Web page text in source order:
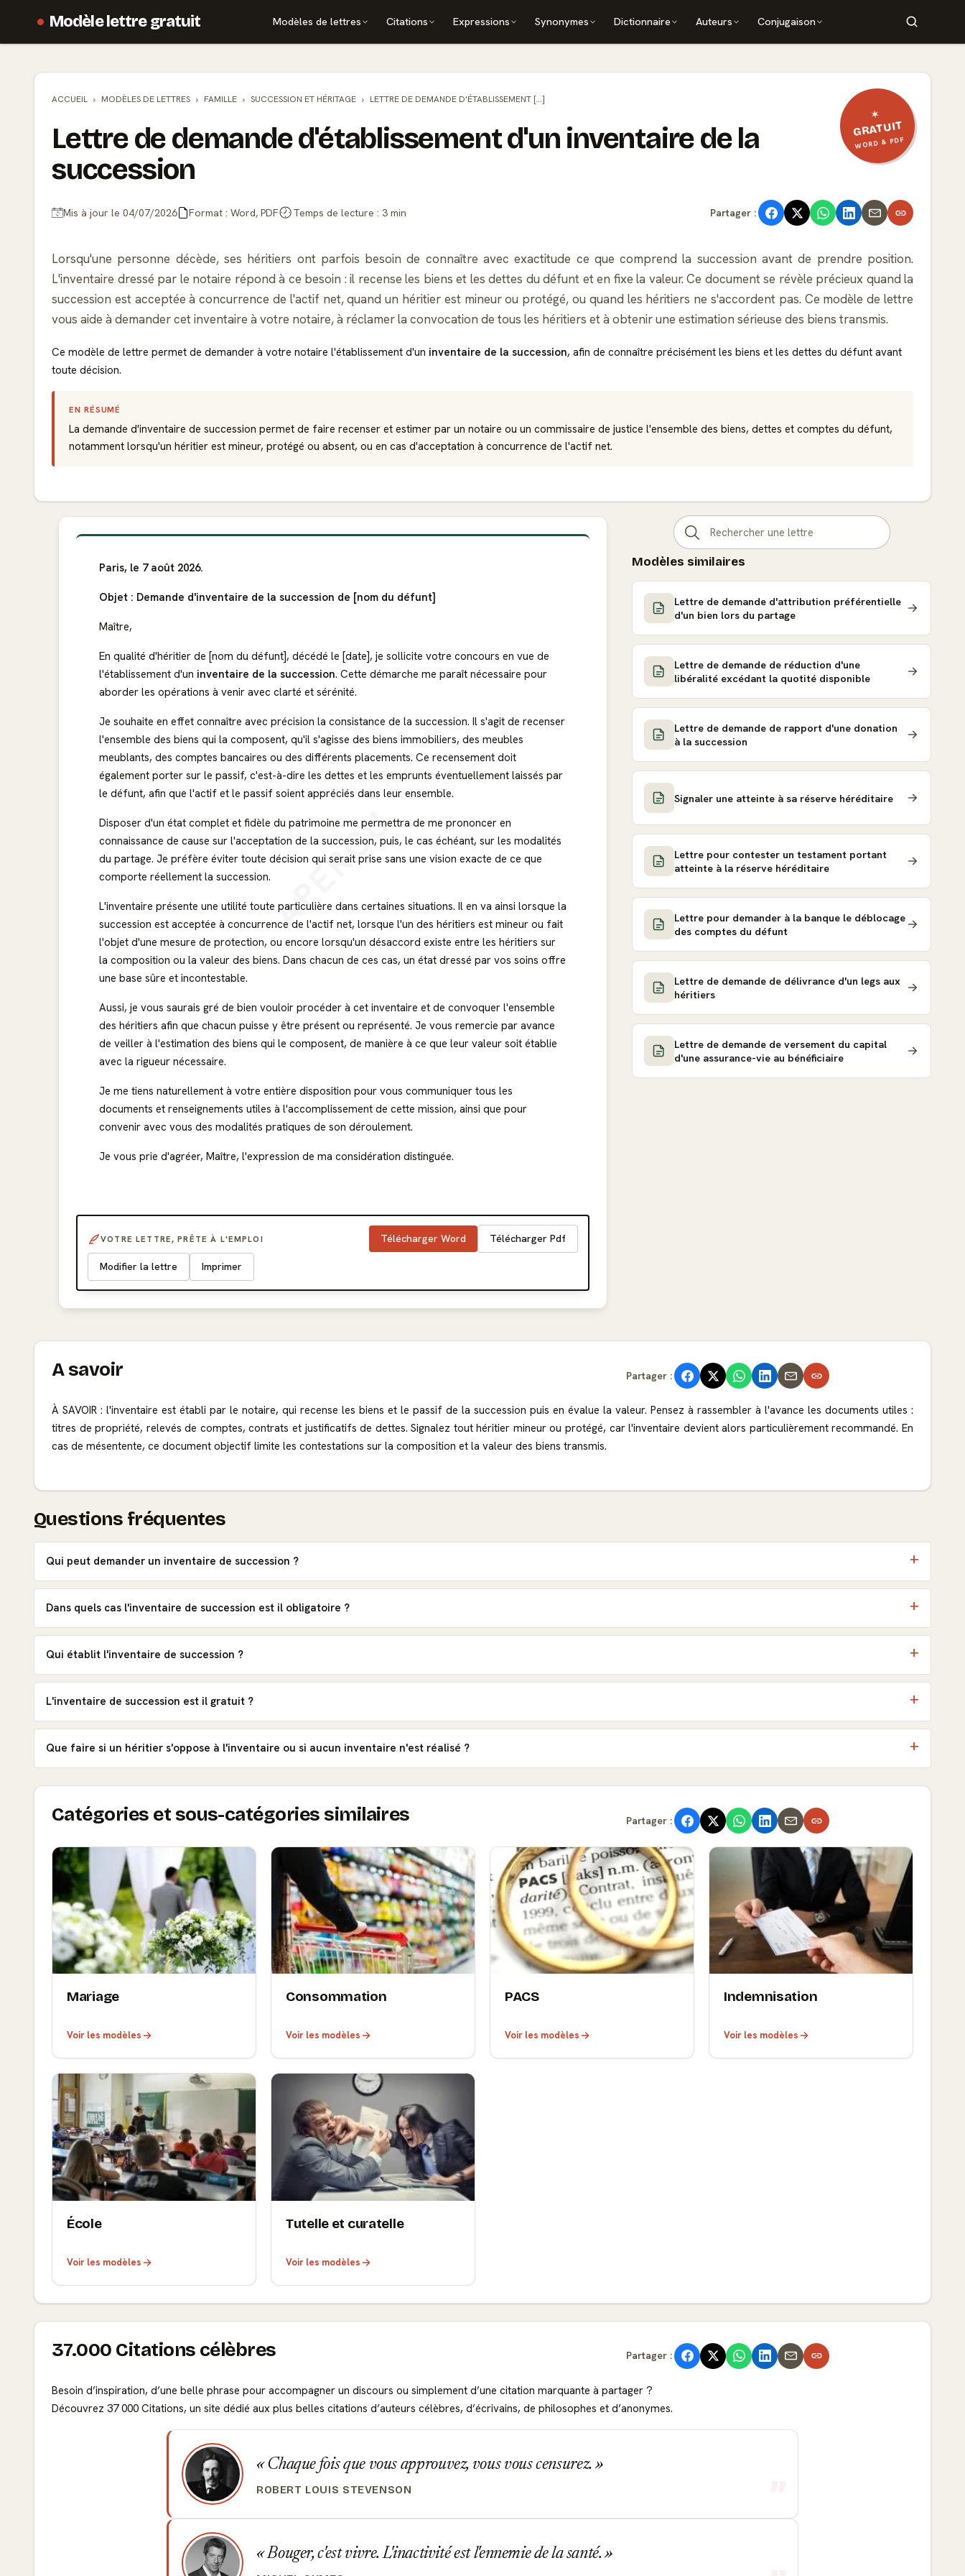
Modèle lettre gratuit Modèles de lettres Citations Expressions Synonymes Dictionnaire Auteurs Conjugaison
✶
GRATUIT
WORD & PDF
ACCUEIL MODÈLES DE LETTRES FAMILLE SUCCESSION ET HÉRITAGE LETTRE DE DEMANDE D'ÉTABLISSEMENT [...]
Lettre de demande d'établissement d'un inventaire de la
succession
Mis à jour le 04/07/2026 Format : Word, PDF Temps de lecture : 3 min Partager :
Lorsqu'une personne décède, ses héritiers ont parfois besoin de connaître avec exactitude ce que comprend la succession avant de prendre position.
L'inventaire dressé par le notaire répond à ce besoin : il recense les biens et les dettes du défunt et en fixe la valeur. Ce document se révèle précieux quand la
succession est acceptée à concurrence de l'actif net, quand un héritier est mineur ou protégé, ou quand les héritiers ne s'accordent pas. Ce modèle de lettre
vous aide à demander cet inventaire à votre notaire, à réclamer la convocation de tous les héritiers et à obtenir une estimation sérieuse des biens transmis.
Ce modèle de lettre permet de demander à votre notaire l'établissement d'un inventaire de la succession, afin de connaître précisément les biens et les dettes du défunt avant
toute décision.
EN RÉSUMÉ
La demande d'inventaire de succession permet de faire recenser et estimer par un notaire ou un commissaire de justice l'ensemble des biens, dettes et comptes du défunt,
notamment lorsqu'un héritier est mineur, protégé ou absent, ou en cas d'acceptation à concurrence de l'actif net.
APERÇU
Paris, le 7 août 2026.
Objet : Demande d'inventaire de la succession de [nom du défunt]
Maître,
En qualité d'héritier de [nom du défunt], décédé le [date], je sollicite votre concours en vue de
l'établissement d'un inventaire de la succession. Cette démarche me paraît nécessaire pour
aborder les opérations à venir avec clarté et sérénité.
Je souhaite en effet connaître avec précision la consistance de la succession. Il s'agit de recenser
l'ensemble des biens qui la composent, qu'il s'agisse des biens immobiliers, des meubles
meublants, des comptes bancaires ou des différents placements. Ce recensement doit
également porter sur le passif, c'est-à-dire les dettes et les emprunts éventuellement laissés par
le défunt, afin que l'actif et le passif soient appréciés dans leur ensemble.
Disposer d'un état complet et fidèle du patrimoine me permettra de me prononcer en
connaissance de cause sur l'acceptation de la succession, puis, le cas échéant, sur les modalités
du partage. Je préfère éviter toute décision qui serait prise sans une vision exacte de ce que
comporte réellement la succession.
L'inventaire présente une utilité toute particulière dans certaines situations. Il en va ainsi lorsque la
succession est acceptée à concurrence de l'actif net, lorsque l'un des héritiers est mineur ou fait
l'objet d'une mesure de protection, ou encore lorsqu'un désaccord existe entre les héritiers sur
la composition ou la valeur des biens. Dans chacun de ces cas, un état dressé par vos soins offre
une base sûre et incontestable.
Aussi, je vous saurais gré de bien vouloir procéder à cet inventaire et de convoquer l'ensemble
des héritiers afin que chacun puisse y être présent ou représenté. Je vous remercie par avance
de veiller à l'estimation des biens qui le composent, de manière à ce que leur valeur soit établie
avec la rigueur nécessaire.
Je me tiens naturellement à votre entière disposition pour vous communiquer tous les
documents et renseignements utiles à l'accomplissement de cette mission, ainsi que pour
convenir avec vous des modalités pratiques de son déroulement.
Je vous prie d'agréer, Maître, l'expression de ma considération distinguée.
VOTRE LETTRE, PRÊTE À L'EMPLOI Télécharger Word Télécharger Pdf
Modifier la lettre Imprimer
Modèles similaires
Lettre de demande d'attribution préférentielle
d'un bien lors du partage
Lettre de demande de réduction d'une
libéralité excédant la quotité disponible
Lettre de demande de rapport d'une donation
à la succession
Signaler une atteinte à sa réserve héréditaire
Lettre pour contester un testament portant
atteinte à la réserve héréditaire
Lettre pour demander à la banque le déblocage
des comptes du défunt
Lettre de demande de délivrance d'un legs aux
héritiers
Lettre de demande de versement du capital
d'une assurance-vie au bénéficiaire
A savoir Partager :
À SAVOIR : l'inventaire est établi par le notaire, qui recense les biens et le passif de la succession puis en évalue la valeur. Pensez à rassembler à l'avance les documents utiles :
titres de propriété, relevés de comptes, contrats et justificatifs de dettes. Signalez tout héritier mineur ou protégé, car l'inventaire devient alors particulièrement recommandé. En
cas de mésentente, ce document objectif limite les contestations sur la composition et la valeur des biens transmis.
Questions fréquentes
Qui peut demander un inventaire de succession ?
Dans quels cas l'inventaire de succession est il obligatoire ?
Qui établit l'inventaire de succession ?
L'inventaire de succession est il gratuit ?
Que faire si un héritier s'oppose à l'inventaire ou si aucun inventaire n'est réalisé ?
Catégories et sous-catégories similaires Partager :
Mariage
Voir les modèles
Consommation
Voir les modèles
PACS
Voir les modèles
Indemnisation
Voir les modèles
École
Voir les modèles
Tutelle et curatelle
Voir les modèles
37.000 Citations célèbres Partager :
Besoin d’inspiration, d’une belle phrase pour accompagner un discours ou simplement d’une citation marquante à partager ?
Découvrez 37 000 Citations, un site dédié aux plus belles citations d’auteurs célèbres, d’écrivains, de philosophes et d’anonymes.
Chaque fois que vous approuvez, vous vous censurez.
ROBERT LOUIS STEVENSON
Bouger, c'est vivre. L'inactivité est l'ennemie de la santé.